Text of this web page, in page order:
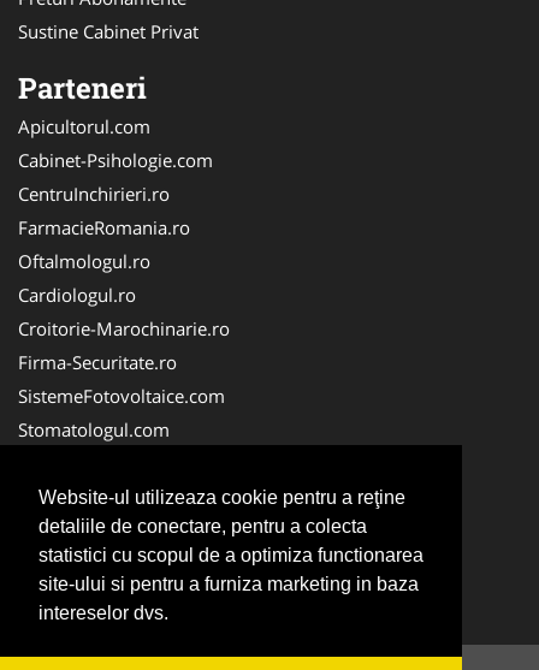
Website-ul utilizeaza cookie pentru a reţine
detaliile de conectare, pentru a colecta
statistici cu scopul de a optimiza functionarea
site-ului si pentru a furniza marketing in baza
intereselor dvs.
Sustine Cabinet Privat
Parteneri
Apicultorul.com
Cabinet-Psihologie.com
CentruInchirieri.ro
FarmacieRomania.ro
Oftalmologul.ro
Cardiologul.ro
Croitorie-Marochinarie.ro
Firma-Securitate.ro
SistemeFotovoltaice.com
Stomatologul.com
Birouri-Cadastru.ro
Cabinet-Individual.ro
CramaVinuri.ro
InstalatiiSolare.com